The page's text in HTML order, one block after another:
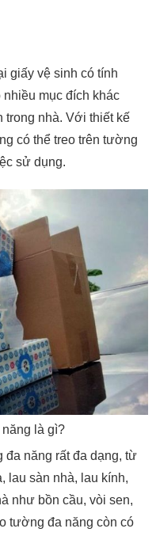
giấy vệ sinh có tính
mục đích khác
trong nhà. Với thiết kế
có thể treo trên tường
sử dụng.
là gì?
năng rất đa dạng, từ
lau sàn nhà, lau kính,
như bồn cầu, vòi sen,
tường đa năng còn có